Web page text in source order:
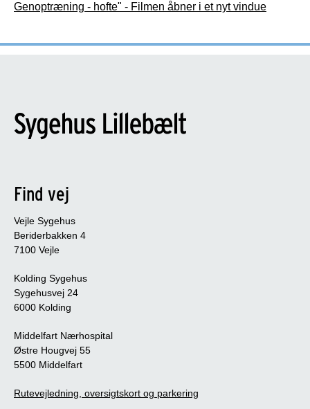
Genoptræning - hofte" - Filmen åbner i et nyt vindue
Find vej
Vejle Sygehus
Beriderbakken 4
7100 Vejle
Kolding Sygehus
Sygehusvej 24
6000 Kolding
Middelfart Nærhospital
Østre Hougvej 55
5500 Middelfart
Rutevejledning, oversigtskort og parkering